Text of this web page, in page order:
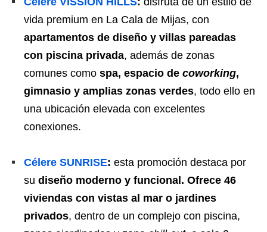
vida premium en La Cala de Mijas, con
apartamentos de diseño y villas pareadas
con piscina privada, además de zonas
comunes como spa, espacio de coworking,
gimnasio y amplias zonas verdes, todo ello en
una ubicación elevada con excelentes
conexiones.
Célere SUNRISE: esta promoción destaca por
su diseño moderno y funcional. Ofrece 46
viviendas con vistas al mar o jardines
privados, dentro de un complejo con piscina,